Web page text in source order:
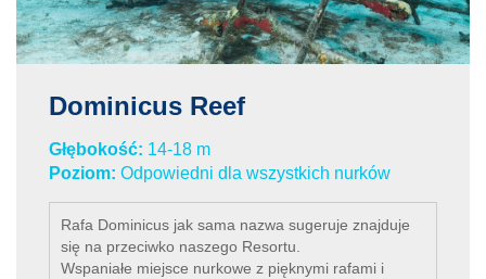
Dominicus Reef
Głębokość: 14-18 m
Poziom: Odpowiedni dla wszystkich nurków
Rafa Dominicus jak sama nazwa sugeruje znajduje
się na przeciwko naszego Resortu.
Wspaniałe miejsce nurkowe z pięknymi rafami i